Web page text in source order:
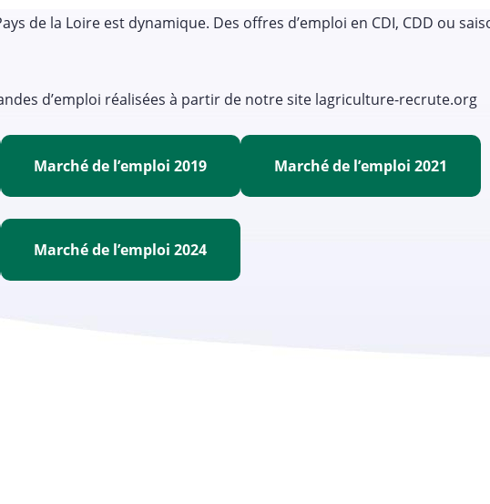
de la Loire est dynamique. Des offres d’emploi en CDI, CDD ou
d’emploi réalisées à partir de notre site lagriculture-recrute.org
Marché de l’emploi 2019 Marché de l’emploi 2021
Marché de l’emploi 2024